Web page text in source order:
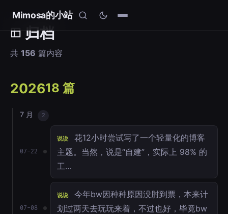
Mimosa的小站
归档
共 156 篇内容
202618 篇
7 月 2
07-22
说说
花12小时尝试写了一个轻量化的博客
主题。当然，说是“自建”，实际上 98% 的
工…
07-08
说说
今年bw因种种原因没肘到票，本来计
划过两天去玩玩来着，不过也好，毕竟bw